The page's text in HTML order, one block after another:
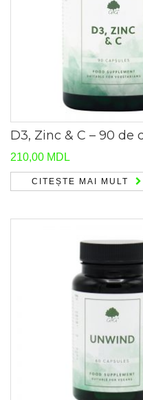
D3, Zinc & C – 90 de
210,00 MDL
CITEȘTE MAI MULT